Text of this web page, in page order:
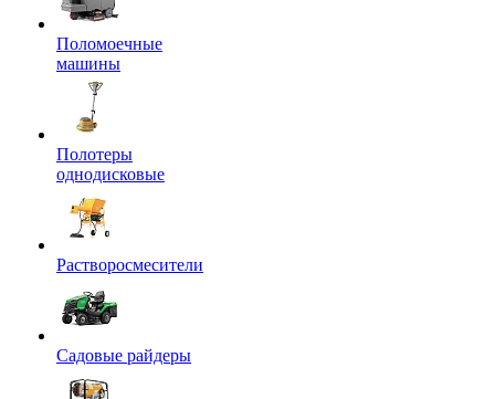
Поломоечные
машины
Полотеры
однодисковые
Растворосмесители
Садовые райдеры